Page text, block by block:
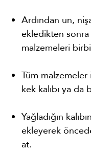
Ardından un,
ekledikten sonra
malzemeleri
Tüm malzemeler
kek kalıbı ya da
Yağladığın
ekleyerek
at.